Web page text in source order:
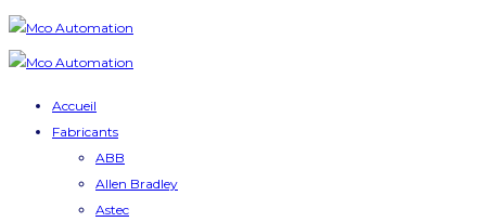
Accueil
Fabricants
ABB
Allen Bradley
Astec